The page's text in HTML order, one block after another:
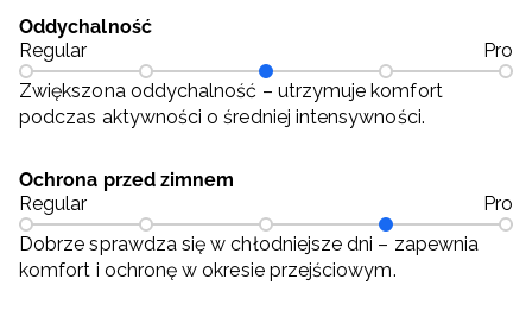
Oddychalność
Regular
Pro
Zwiększona oddychalność – utrzymuje komfort
podczas aktywności o średniej intensywności.
Ochrona przed zimnem
Regular
Pro
Dobrze sprawdza się w chłodniejsze dni – zapewnia
komfort i ochronę w okresie przejściowym.